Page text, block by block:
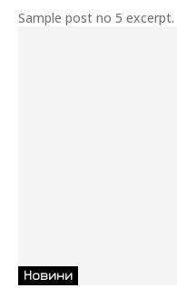
Sample post no 5 excerpt.
Новини